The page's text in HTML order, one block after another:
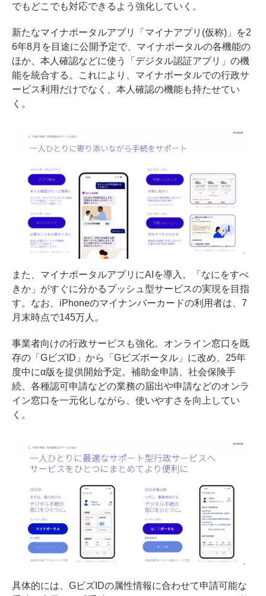
でもどこでも対応できるよう強化していく。
新たなマイナポータルアプリ「マイナアプリ(仮称)」を2
6年8月を目途に公開予定で、マイナポータルの各機能の
ほか、本人確認などに使う「デジタル認証アプリ」の機
能を統合する。これにより、マイナポータルでの行政サ
ービス利用だけでなく、本人確認の機能も持たせてい
く。
また、マイナポータルアプリにAIを導入。「なにをすべ
きか」がすぐに分かるプッシュ型サービスの実現を目指
す。なお、iPhoneのマイナンバーカードの利用者は、7
月末時点で145万人。
事業者向けの行政サービスも強化。オンライン窓口を既
存の「GビズID」から「Gビズポータル」に改め、25年
度中にα版を提供開始予定。補助金申請、社会保険手
続、各種認可申請などの業務の届出や申請などのオンラ
イン窓口を一元化しながら、使いやすさを向上してい
く。
具体的には、GビズIDの属性情報に合わせて申請可能な